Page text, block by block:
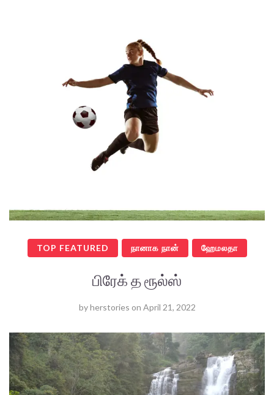
TOP FEATURED நானாக நான் ஹேமலதா
பிரேக் த ரூல்ஸ்
byherstories on April 21, 2022